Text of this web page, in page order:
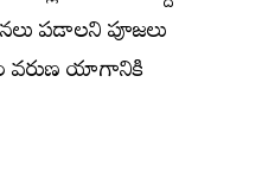
పడాలని పూజలు
వరుణ యాగానికి